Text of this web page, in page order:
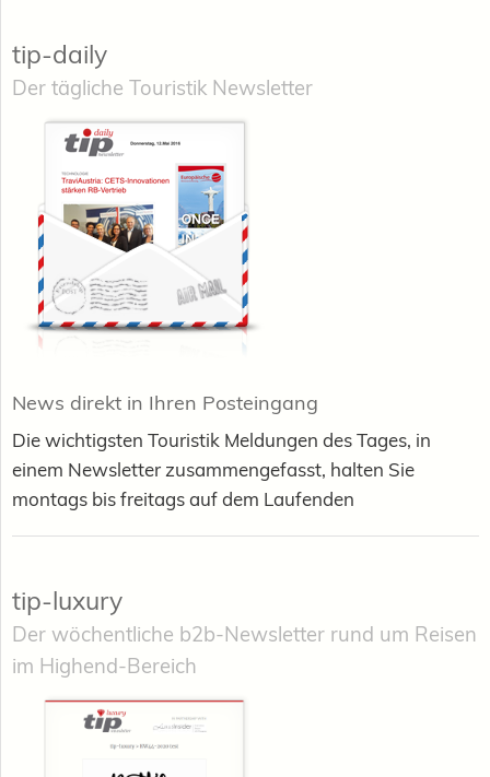
tip-daily
Der tägliche Touristik Newsletter
News direkt in Ihren Posteingang
Die wichtigsten Touristik Meldungen des Tages, in
einem Newsletter zusammengefasst, halten Sie
montags bis freitags auf dem Laufenden
tip-luxury
Der wöchentliche b2b-Newsletter rund um Reisen
im Highend-Bereich